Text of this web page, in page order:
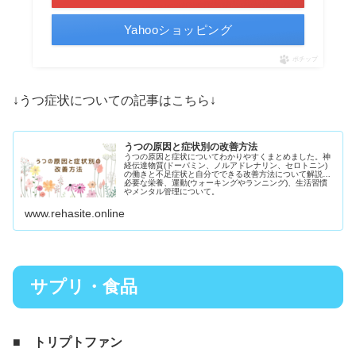
Yahooショッピング
ポチップ
↓うつ症状についての記事はこちら↓
うつの原因と症状別の改善方法
うつの原因と症状についてわかりやすくまとめました。神
経伝達物質(ドーパミン、ノルアドレナリン、セロトニン)
の働きと不足症状と自分でできる改善方法について解説。
必要な栄養、運動(ウォーキングやランニング)、生活習慣
やメンタル管理について。
www.rehasite.online
サプリ・食品
■ トリプトファン